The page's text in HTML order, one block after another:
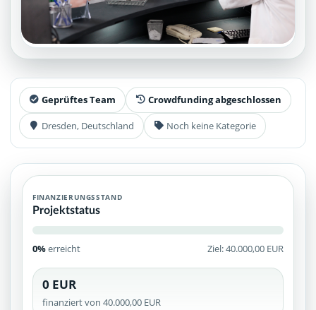
Geprüftes Team Crowdfunding abgeschlossen
Dresden, Deutschland Noch keine Kategorie
FINANZIERUNGSSTAND
Projektstatus
0%erreicht Ziel: 40.000,00 EUR
0 EUR
finanziert von 40.000,00 EUR